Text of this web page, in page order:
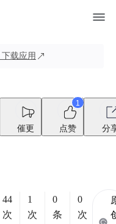
下载应用
催更
1
点赞 分
44
次
1
次
0
条
0
次